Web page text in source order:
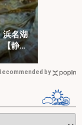
浜名湖
【静
by